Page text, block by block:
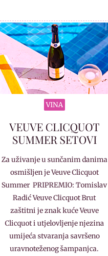
VINA
VEUVE CLICQUOT
SUMMER SETOVI
Za uživanje u sunčanim danima
osmišljen je Veuve Clicquot
Summer PRIPREMIO: Tomislav
Radić Veuve Clicquot Brut
zaštitni je znak kuće Veuve
Clicquot i utjelovljenje njezina
umijeća stvaranja savršeno
uravnoteženog šampanjca.